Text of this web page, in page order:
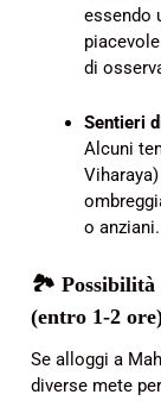
essendo
di
Sentieri
Alcuni
o anziani.
🏞️ Possibilità
(entro 1-2
Se alloggi a
diverse mete